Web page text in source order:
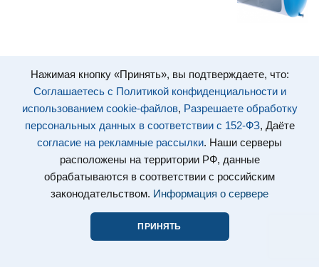
Нажимая кнопку «Принять», вы подтверждаете, что:
Соглашаетесь с Политикой конфиденциальности и
использованием cookie-файлов, Разрешаете обработку
персональных данных в соответствии с 152-ФЗ, Даёте
согласие на рекламные рассылки. Наши серверы
расположены на территории РФ, данные
обрабатываются в соответствии с российским
законодательством. Информация о сервере
ПРИНЯТЬ